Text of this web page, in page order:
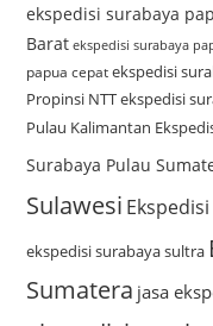
ekspedisi surabaya
Barat ekspedisi surabaya
papua cepat ekspedisi
Propinsi NTTekspedisi
Pulau Kalimantan
Surabaya Pulau
Sulawesi
ekspedisi surabaya sultra
Sumatera jasa